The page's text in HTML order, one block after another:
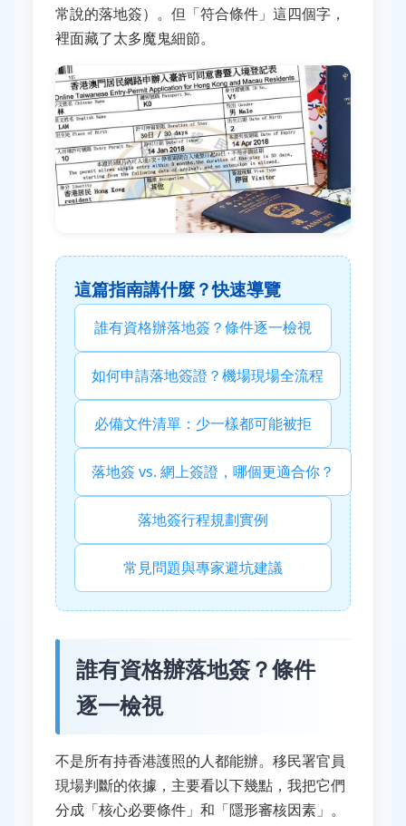
常說的落地簽）。但「符合條件」這四個字，
裡面藏了太多魔鬼細節。
這篇指南講什麼？快速導覽
誰有資格辦落地簽？條件逐一檢視
如何申請落地簽證？機場現場全流程
必備文件清單：少一樣都可能被拒
落地簽 vs. 網上簽證，哪個更適合你？
落地簽行程規劃實例
常見問題與專家避坑建議
誰有資格辦落地簽？條件
逐一檢視
不是所有持香港護照的人都能辦。移民署官員
現場判斷的依據，主要看以下幾點，我把它們
分成「核心必要條件」和「隱形審核因素」。